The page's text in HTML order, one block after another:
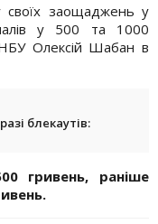
своїх заощаджень у
у 500 та 1000
Олексій Шабан в
блекаутів:
гривень, раніше